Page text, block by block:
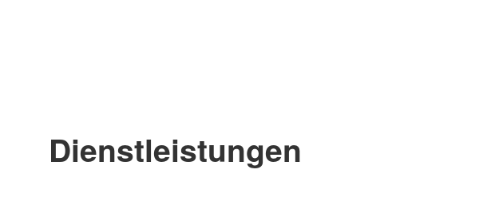
Dienstleistungen